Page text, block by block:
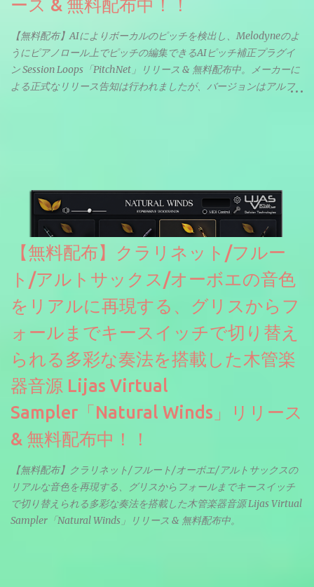
ース & 無料配布中！！
【無料配布】AIによりボーカルのピッチを検出し、Melodyneのよ
うにピアノロール上でピッチの編集できるAIピッチ補正プラグイ
ン Session Loops「PitchNet」リリース & 無料配布中。メーカーに
よる正式なリリース告知は行われましたが、バージョンはアルフ
ソースを元に設計・改良した製品のようです。
【無料配布】クラリネット/フルー
ト/アルトサックス/オーボエの音色
をリアルに再現する、グリスからフ
ォールまでキースイッチで切り替え
られる多彩な奏法を搭載した木管楽
器音源 Lijas Virtual
Sampler「Natural Winds」リリース
& 無料配布中！！
【無料配布】クラリネット/フルート/オーボエ/アルトサックスの
リアルな音色を再現する、グリスからフォールまでキースイッチ
で切り替えられる多彩な奏法を搭載した木管楽器音源 Lijas Virtual
Sampler「Natural Winds」リリース & 無料配布中。